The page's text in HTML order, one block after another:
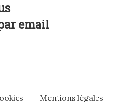
email
Mentions légales